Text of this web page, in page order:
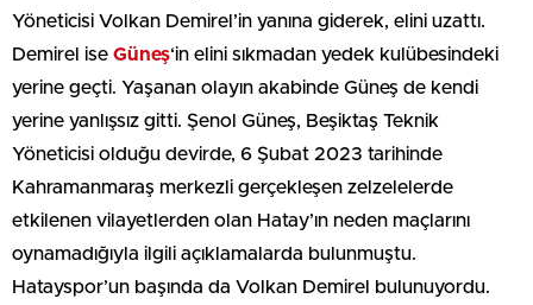
Yöneticisi Volkan Demirel’in yanına giderek, elini uzattı.
Demirel ise Güneş‘in elini sıkmadan yedek kulübesindeki
yerine geçti. Yaşanan olayın akabinde Güneş de kendi
yerine yanlışsız gitti. Şenol Güneş, Beşiktaş Teknik
Yöneticisi olduğu devirde, 6 Şubat 2023 tarihinde
Kahramanmaraş merkezli gerçekleşen zelzelelerde
etkilenen vilayetlerden olan Hatay’ın neden maçlarını
oynamadığıyla ilgili açıklamalarda bulunmuştu.
Hatayspor’un başında da Volkan Demirel bulunuyordu.